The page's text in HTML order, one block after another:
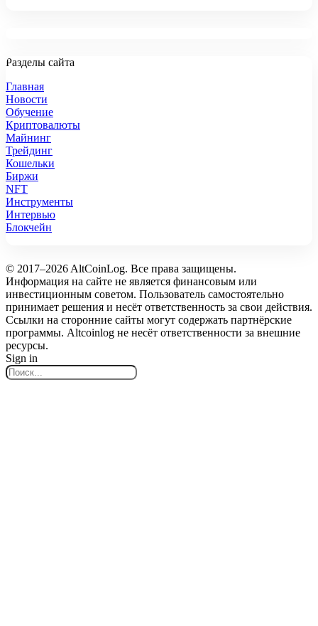
Разделы сайта
Главная
Новости
Обучение
Криптовалюты
Майнинг
Трейдинг
Кошельки
Биржи
NFT
Инструменты
Интервью
Блокчейн
© 2017–2026 AltCoinLog. Все права защищены.
Информация на сайте не является финансовым или
инвестиционным советом. Пользователь самостоятельно
принимает решения и несёт ответственность за свои действия.
Ссылки на сторонние сайты могут содержать партнёрские
программы. Altcoinlog не несёт ответственности за внешние
ресурсы.
Sign in